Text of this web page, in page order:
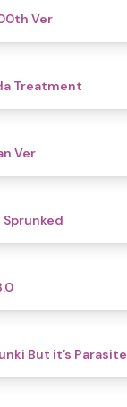
Ver
Treatment
Ver
But it’s Parasite